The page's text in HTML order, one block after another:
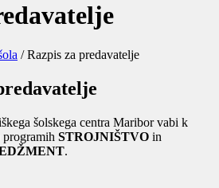
/Razpis za predavatelje
šolskega centra Maribor vabi k
STROJNIŠTVO in
.